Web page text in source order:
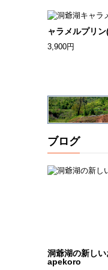
ャラメルプリ
3,900円
ブログ
洞爺湖の新し
apekoro